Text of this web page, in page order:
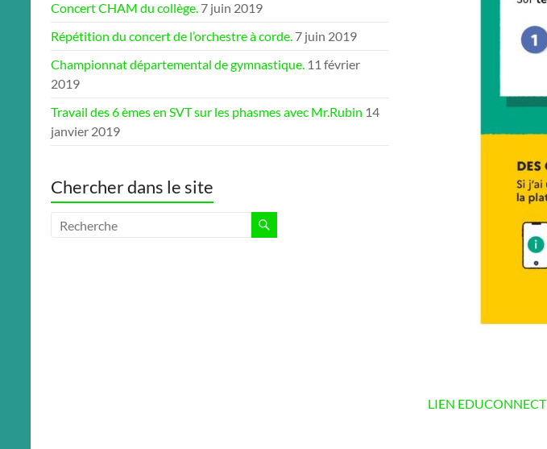
LIEN EDUCONNECT
Concert CHAM du collège. 7 juin 2019
Répétition du concert de l’orchestre à corde. 7 juin 2019
Championnat départemental de gymnastique. 11 février
2019
Travail des 6 èmes en SVT sur les phasmes avec Mr.Rubin 14
janvier 2019
Chercher dans le site